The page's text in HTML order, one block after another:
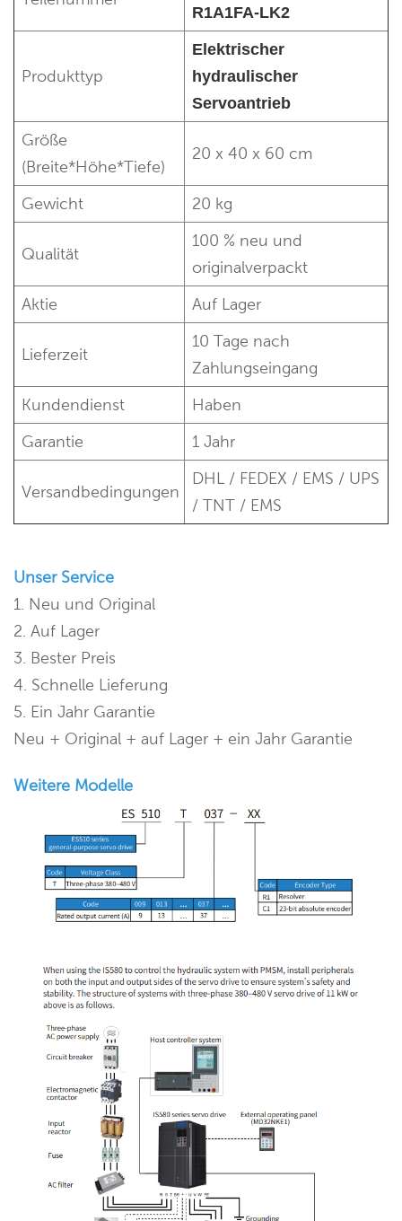
R1A1FA-LK2
Produkttyp
Elektrischer
hydraulischer
Servoantrieb
Größe
(Breite*Höhe*Tiefe)
20 x 40 x 60 cm
Gewicht 20 kg
Qualität
100 % neu und
originalverpackt
Aktie
Auf Lager
Lieferzeit
10 Tage nach
Zahlungseingang
Kundendienst
Haben
Garantie
1 Jahr
Versandbedingungen
DHL / FEDEX / EMS / UPS
/ TNT / EMS
Unser Service
1. Neu und Original
2. Auf Lager
3. Bester Preis
4. Schnelle Lieferung
5. Ein Jahr Garantie
Neu + Original + auf Lager + ein Jahr Garantie
Weitere Modelle